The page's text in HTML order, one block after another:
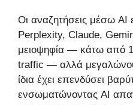
Οι αναζητήσεις μέσω AI
Perplexity, Claude,
μειοψηφία — κάτω από
traffic — αλλά
ίδια έχει επενδύσει
ενσωματώνοντας AI